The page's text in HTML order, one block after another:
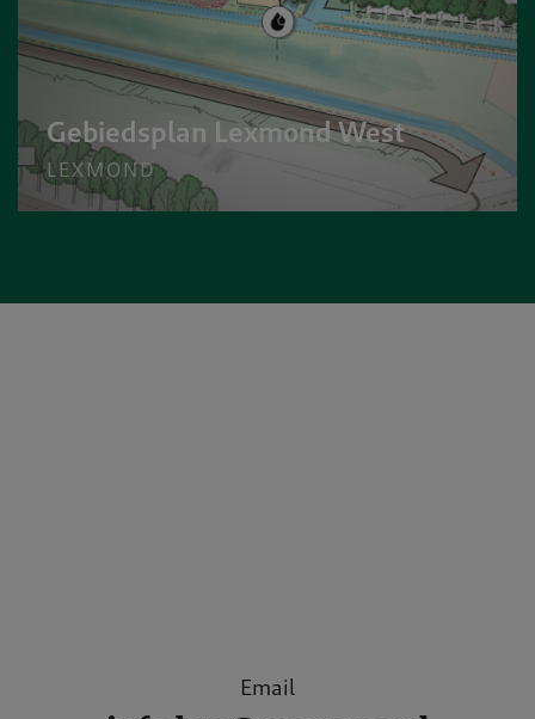
Gebiedsplan Lexmond West
LEXMOND
Email